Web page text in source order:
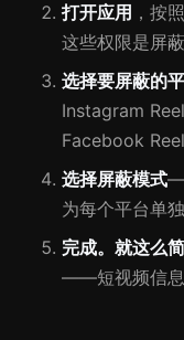
打开应用 ，按
这些权限是屏
选择要屏蔽的
Instagram
Facebook
选择屏蔽模式
为每个平台单
完成。就这么简
——短视频信息